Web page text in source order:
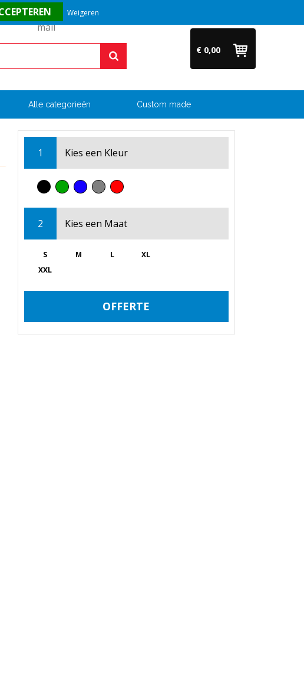
Vragen? Bel ons direct op +31 (0)6 54 33 52 04
€ 0,00
Alle categorieën Custom made
1 Kies een Kleur
2 Kies een Maat
S M L
XL
XXL
OFFERTE
Weigeren